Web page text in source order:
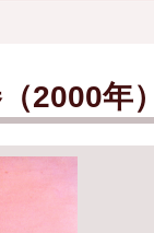
2000年